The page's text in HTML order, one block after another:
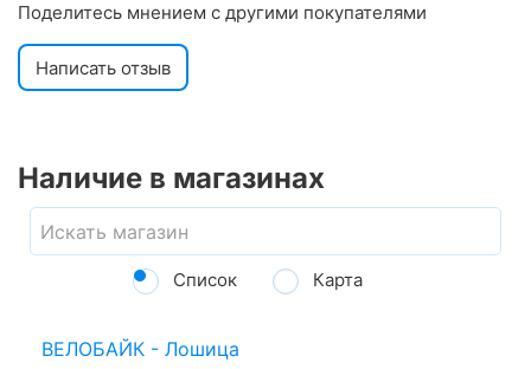
Поделитесь мнением с другими покупателями
Написать отзыв
Наличие в магазинах
Список Карта
ВЕЛОБАЙК - Лошица